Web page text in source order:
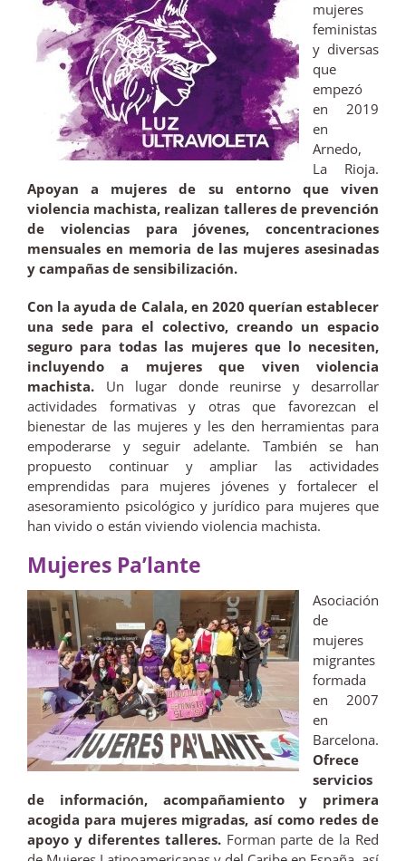
mujeres
feministas
y diversas
que
empezó
en 2019
en
Arnedo,
La Rioja.
Apoyan a mujeres de su entorno que viven
violencia machista, realizan talleres de prevención
de violencias para jóvenes, concentraciones
mensuales en memoria de las mujeres asesinadas
y campañas de sensibilización.
Con la ayuda de Calala, en 2020 querían establecer
una sede para el colectivo, creando un espacio
seguro para todas las mujeres que lo necesiten,
incluyendo a mujeres que viven violencia
machista. Un lugar donde reunirse y desarrollar
actividades formativas y otras que favorezcan el
bienestar de las mujeres y les den herramientas para
empoderarse y seguir adelante. También se han
propuesto continuar y ampliar las actividades
emprendidas para mujeres jóvenes y fortalecer el
asesoramiento psicológico y jurídico para mujeres que
han vivido o están viviendo violencia machista.
Mujeres Pa’lante
Asociación
de
mujeres
migrantes
formada
en 2007
en
Barcelona.
Ofrece
servicios
de información, acompañamiento y primera
acogida para mujeres migradas, así como redes de
apoyo y diferentes talleres. Forman parte de la Red